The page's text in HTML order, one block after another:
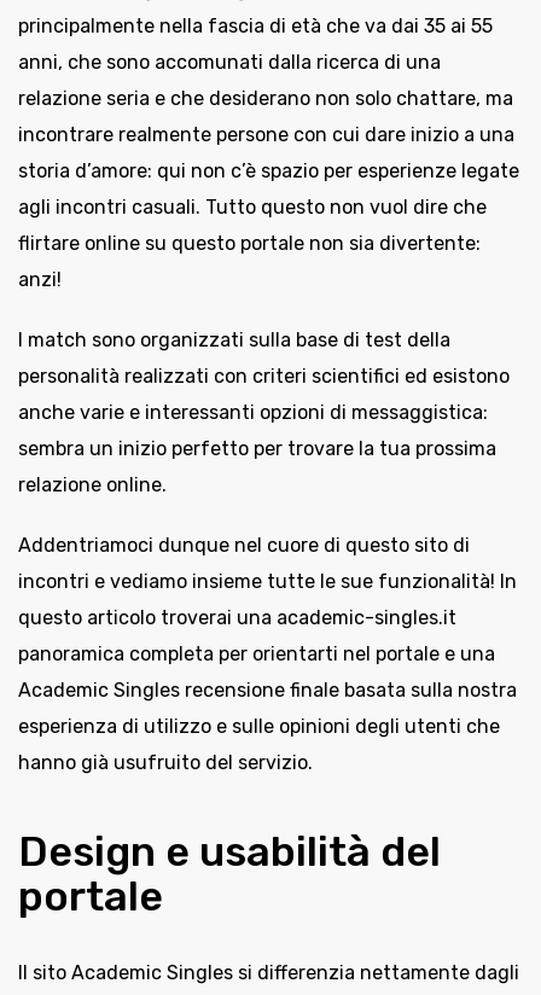
principalmente nella fascia di età che va dai 35 ai 55
anni, che sono accomunati dalla ricerca di una
relazione seria e che desiderano non solo chattare, ma
incontrare realmente persone con cui dare inizio a una
storia d’amore: qui non c’è spazio per esperienze legate
agli incontri casuali. Tutto questo non vuol dire che
flirtare online su questo portale non sia divertente:
anzi!
I match sono organizzati sulla base di test della
personalità realizzati con criteri scientifici ed esistono
anche varie e interessanti opzioni di messaggistica:
sembra un inizio perfetto per trovare la tua prossima
relazione online.
Addentriamoci dunque nel cuore di questo sito di
incontri e vediamo insieme tutte le sue funzionalità! In
questo articolo troverai una academic-singles.it
panoramica completa per orientarti nel portale e una
Academic Singles recensione finale basata sulla nostra
esperienza di utilizzo e sulle opinioni degli utenti che
hanno già usufruito del servizio.
Design e usabilità del
portale
Il sito Academic Singles si differenzia nettamente dagli